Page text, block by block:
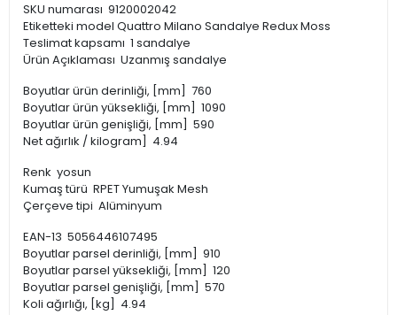
SKU numarası 9120002042
Etiketteki model Quattro Milano Sandalye Redux Moss
Teslimat kapsamı 1 sandalye
Ürün Açıklaması Uzanmış sandalye
Boyutlar ürün derinliği, [mm] 760
Boyutlar ürün yüksekliği, [mm] 1090
Boyutlar ürün genişliği, [mm] 590
Net ağırlık / kilogram] 4.94
Renk yosun
Kumaş türü RPET Yumuşak Mesh
Çerçeve tipi Alüminyum
EAN-13 5056446107495
Boyutlar parsel derinliği, [mm] 910
Boyutlar parsel yüksekliği, [mm] 120
Boyutlar parsel genişliği, [mm] 570
Koli ağırlığı, [kg] 4.94